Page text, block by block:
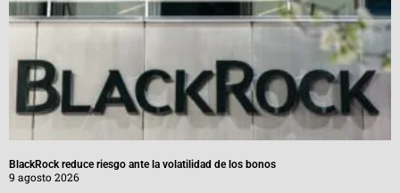
BlackRock reduce riesgo ante la volatilidad de los bonos
9 agosto 2026